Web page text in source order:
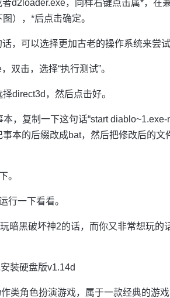
d2loader.exe，同样右键点击属*，在
），*后点击确定。
，可以选择更加古老的操作系统来尝试
双击，选择“执行测试”。
direct3d，然后点击好。
，复制一下这句话“start diablo~1.exe-
本的后缀改成bat，然后把修改后的文
。
行一下看看。
暗黑破坏神2的话，而你又非常想玩的
装硬盘版v1.14d
类角色扮演游戏，属于一款经典的游戏